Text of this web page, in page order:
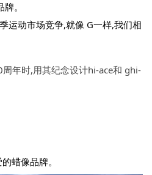
。
运动市场竞争,就像 G一样,我们相
年时,用其纪念设计hi-ace和 ghi-
蜡像品牌。